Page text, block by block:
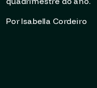
Por Isabella Cordeiro